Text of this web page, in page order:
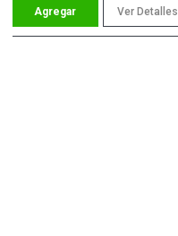
Ver Detalles